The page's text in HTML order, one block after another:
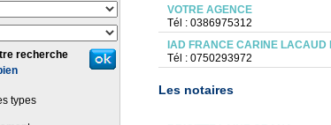
recherche
types
VOTRE AGENCE
Tél : 0386975312
IAD FRANCE CARINE LACAUD
Tél : 0750293972
Les notaires